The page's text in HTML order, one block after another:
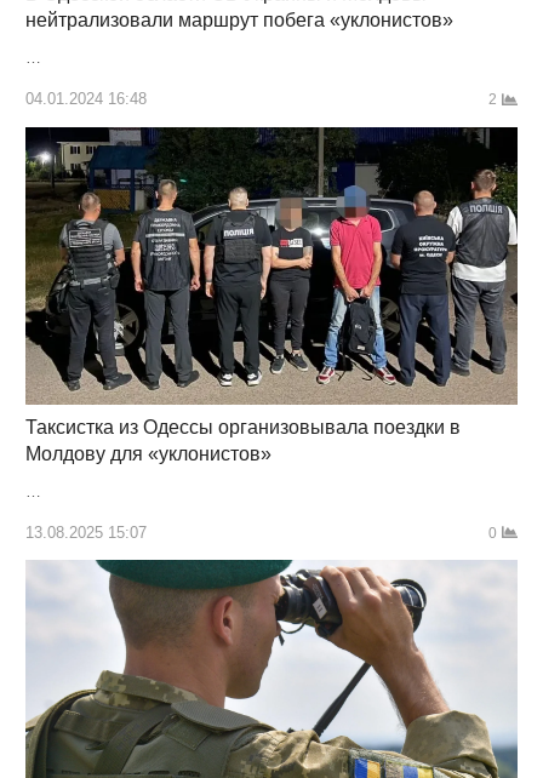
нейтрализовали маршрут побега «уклонистов»
…
04.01.2024 16:48 2
Таксистка из Одессы организовывала поездки в
Молдову для «уклонистов»
13.08.2025 15:07 0